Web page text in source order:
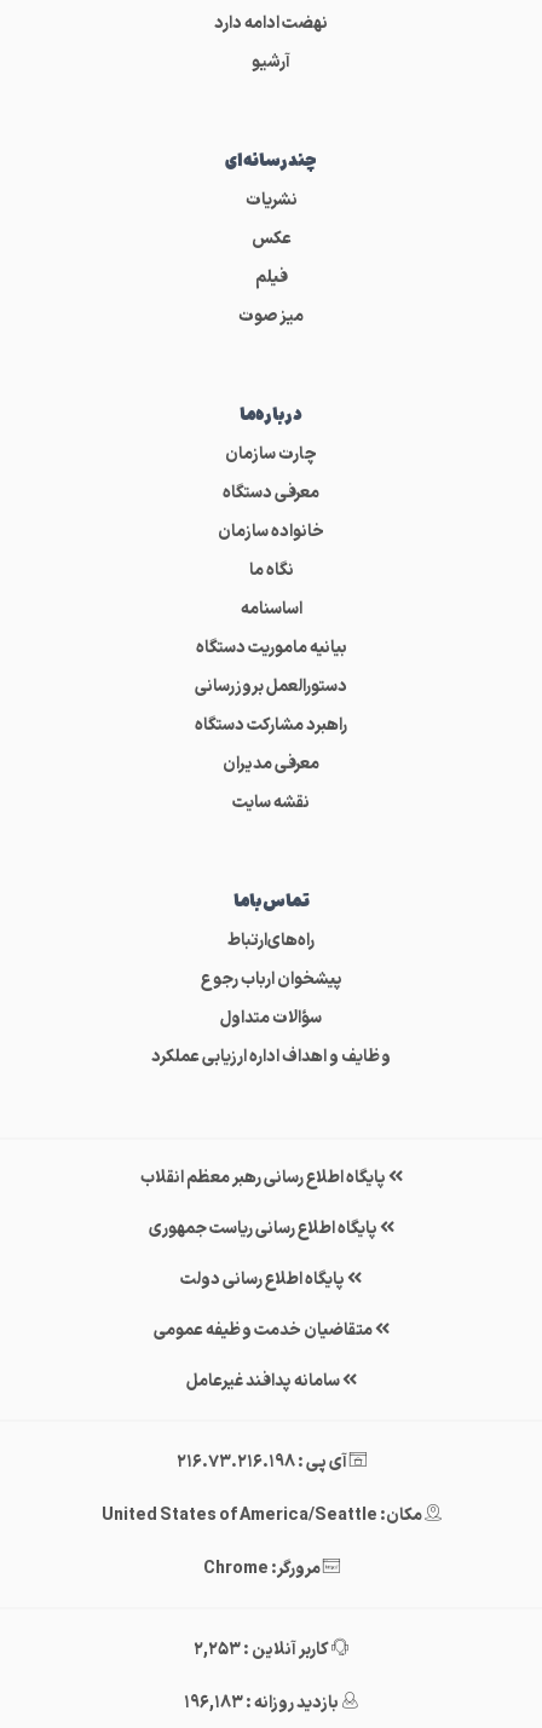
نهضت ادامه دارد
آرشیو
چندرسانه‌ای
نشریات
عکس
فیلم
میز صوت
درباره‌ما
چارت سازمان
معرفی دستگاه
خانواده سازمان
نگاه ما
اساسنامه
بیانیه ماموریت دستگاه
دستورالعمل بروزرسانی
راهبرد مشارکت دستگاه
معرفی مدیران
نقشه سایت
تماس‌باما
راه‌های‌ارتباط
پیشخوان ارباب رجوع
سؤالات متداول
وظایف و اهداف اداره ارزیابی عملکرد
پایگاه اطلاع رسانی رهبر معظم انقلاب
پایگاه اطلاع رسانی ریاست جمهوری
پایگاه اطلاع رسانی دولت
متقاضیان خدمت وظیفه عمومی
سامانه پدافند غیرعامل
آی پی : 216.73.216.198
مکان: United States of America/Seattle
مرورگر: Chrome
کاربر آنلاین : 2,253
بازدید روزانه : 196,183